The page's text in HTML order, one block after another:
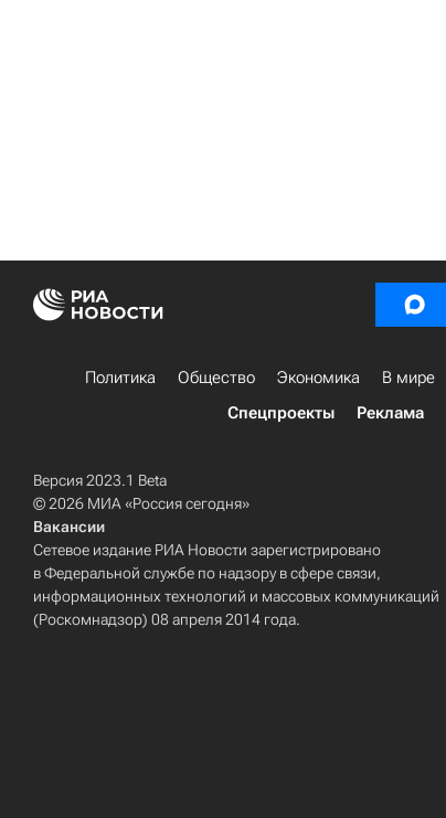
Политика Общество Экономика В мире
Спецпроекты
Реклама
Версия 2023.1 Beta
© 2026 МИА «Россия сегодня»
Вакансии
Сетевое издание РИА Новости зарегистрировано
в Федеральной службе по надзору в сфере связи,
информационных технологий и массовых коммуникаций
(Роскомнадзор) 08 апреля 2014 года.